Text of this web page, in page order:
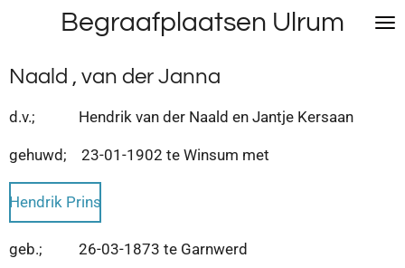
naar
de
hoofdinhoud
Begraafplaatsen Ulrum
Naald , van der Janna
d.v.; Hendrik van der Naald en Jantje Kersaan
gehuwd; 23-01-1902 te Winsum met
Hendrik Prins
geb.; 26-03-1873 te Garnwerd